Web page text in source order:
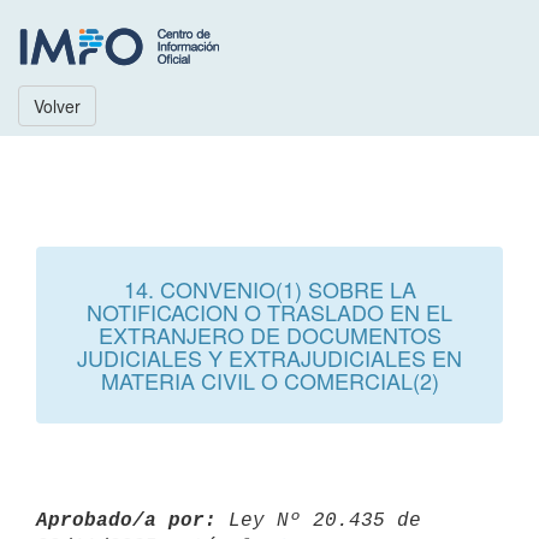
Volver
14. CONVENIO(1) SOBRE LA
NOTIFICACION O TRASLADO EN EL
EXTRANJERO DE DOCUMENTOS
JUDICIALES Y EXTRAJUDICIALES EN
MATERIA CIVIL O COMERCIAL(2)
Aprobado/a por:
Ley Nº 20.435 de